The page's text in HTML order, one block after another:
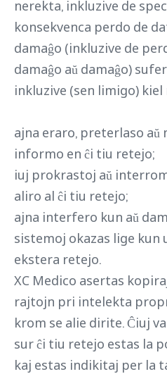
nerekta, inkluzive de
konsekvenca perdo de
damaĝo (inkluzive de
damaĝo aŭ damaĝo)
inkluzive (sen limigo)
ajna eraro, preterlaso aŭ
informo en ĉi tiu retejo;
iuj prokrastoj aŭ
aliro al ĉi tiu retejo;
ajna interfero kun aŭ
sistemoj okazas lige kun
ekstera retejo.
XC Medico asertas
rajtojn pri intelekta
krom se alie dirite. Ĉiuj
sur ĉi tiu retejo estas la
kaj estas indikitaj per la